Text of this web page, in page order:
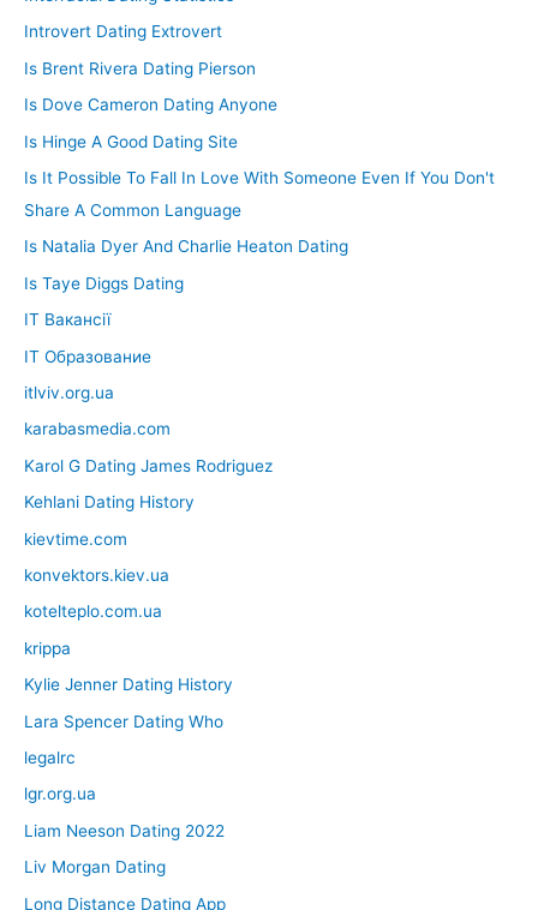
Introvert Dating Extrovert
Is Brent Rivera Dating Pierson
Is Dove Cameron Dating Anyone
Is Hinge A Good Dating Site
Is It Possible To Fall In Love With Someone Even If You Don't
Share A Common Language
Is Natalia Dyer And Charlie Heaton Dating
Is Taye Diggs Dating
IT Вакансії
IT Образование
itlviv.org.ua
karabasmedia.com
Karol G Dating James Rodriguez
Kehlani Dating History
kievtime.com
konvektors.kiev.ua
kotelteplo.com.ua
krippa
Kylie Jenner Dating History
Lara Spencer Dating Who
legalrc
lgr.org.ua
Liam Neeson Dating 2022
Liv Morgan Dating
Long Distance Dating App